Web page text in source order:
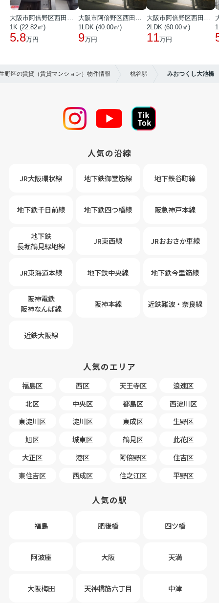
大阪市阿倍野区西田辺町１丁目
1K (22.82㎡)
5.8万円
大阪市阿倍野区西田辺町１丁目
1LDK (40.00㎡)
9万円
大阪市阿倍野区西田辺町１丁目
2LDK (60.00㎡)
11万円
野区の賃貸（賃貸マンション）物件情報 桃谷駅 みおつくし大池橋
人気の沿線
JR大阪環状線 地下鉄御堂筋線 地下鉄谷町線
地下鉄千日前線 地下鉄四つ橋線 阪急神戸本線
地下鉄
長堀鶴見緑地線
JR東西線 JRおおさか車線
JR東海道本線 地下鉄中央線 地下鉄今里筋線
阪神電鉄
阪神なんば線
阪神本線 近鉄難波・奈良線
近鉄大阪線
人気のエリア
福島区 西区 天王寺区
浪速区
北区
中央区 都島区
西淀川区
東淀川区
淀川区 東成区
生野区
旭区
城東区 鶴見区
此花区
大正区
港区 阿倍野区
住吉区
東住吉区
西成区 住之江区 平野区
人気の駅
福島 肥後橋 四ツ橋
阿波座 大阪 天満
大阪梅田 天神橋筋六丁目 中津